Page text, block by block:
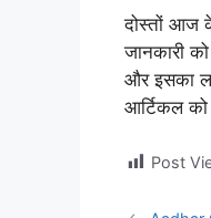
दोस्तों आज
जानकारी
और इसका
आर्टिकल
Post